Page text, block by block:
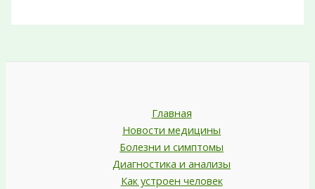
Главная
Новости медицины
Болезни и симптомы
Диагностика и анализы
Как устроен человек